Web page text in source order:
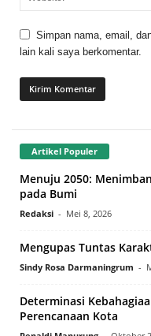
Simpan nama, email,
lain kali saya berkomentar.
Artikel Populer
Menuju 2050:
pada Bumi
Redaksi - Mei 8, 2026
Mengupas Tuntas
Sindy Rosa Darmaningrum -
Determinasi
Perencanaan Kota